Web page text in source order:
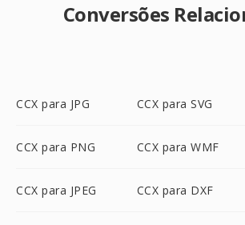
Conversões
CCX para JPG CCX para SVG
CCX para PNG CCX para WMF
CCX para JPEG CCX para DXF